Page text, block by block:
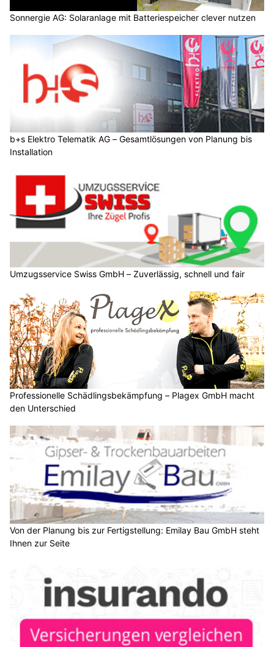
Sonnergie AG: Solaranlage mit Batteriespeicher clever nutzen
b+s Elektro Telematik AG – Gesamtlösungen von Planung bis
Installation
Umzugsservice Swiss GmbH – Zuverlässig, schnell und fair
Professionelle Schädlingsbekämpfung – Plagex GmbH macht
den Unterschied
Von der Planung bis zur Fertigstellung: Emilay Bau GmbH steht
Ihnen zur Seite